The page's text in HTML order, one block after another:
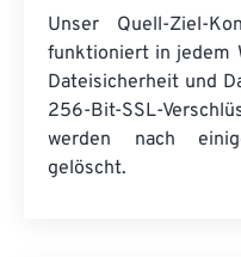
Unser Quell-Ziel-
funktioniert in jedem
Dateisicherheit und
256-Bit-SSL-
werden nach
gelöscht.